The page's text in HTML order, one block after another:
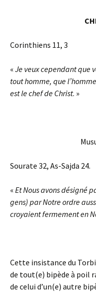
Corinthiens 11, 3
« Je veux cependant que
tout homme, que
est le chef de Christ. »
Sourate 32, As-Sajda 24.
« Et Nous avons désigné
gens) par Notre ordre
croyaient fermement en
Cette insistance du
de tout(e) bipède à poil
de celui d’un(e) autre